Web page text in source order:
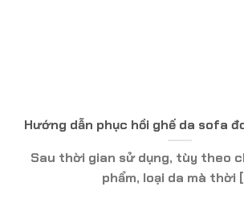
Hướng dẫn phục hồi ghế da sofa
Sau thời gian sử dụng, tùy theo
phẩm, loại da mà thời